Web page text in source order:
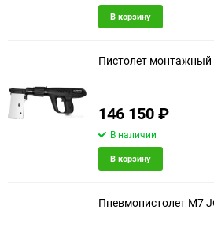
В корзину
Пистолет монтажный
146 150₽
В наличии
В корзину
Пневмопистолет M7